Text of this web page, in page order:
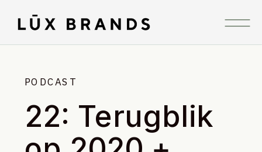
PODCAST
22: Terugblik